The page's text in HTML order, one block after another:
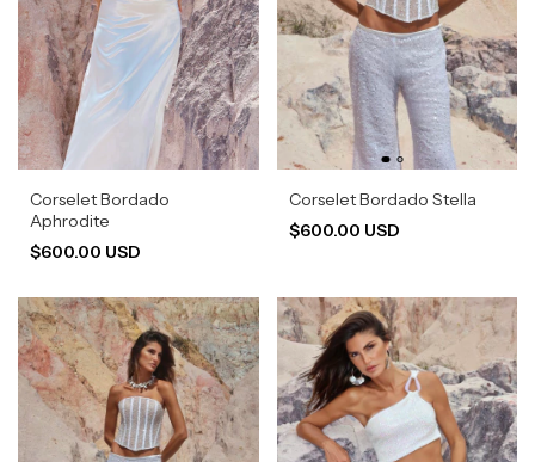
Corselet Bordado
Aphrodite
$600.00 USD
Corselet Bordado Stella
$600.00 USD